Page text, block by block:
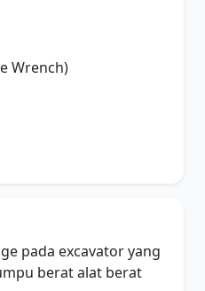
Wrench)
pada excavator yang
berat alat berat